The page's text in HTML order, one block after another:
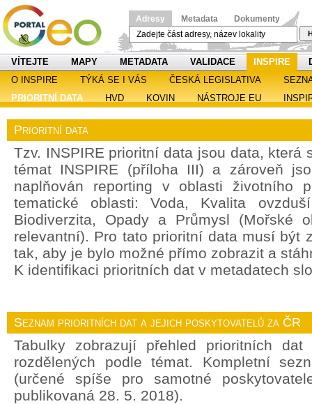
Adresy Metadata Dokumenty
VÍTEJTE MAPY METADATA VALIDACE INSPIRE
O INSPIRE
TÝKÁ SE I VÁS ČESKÁ LEGISLATIVA
PRIORITNÍ DATA
HVD KOVIN NÁSTROJE EU
Prioritní data
Tzv. INSPIRE prioritní data jsou data, která
témat INSPIRE (příloha III) a zároveň
naplňován reporting v oblasti životního
tematické oblasti: Voda, Kvalita
Biodiverzita, Opady a Průmysl (Mořské
relevantní). Pro tato prioritní data musí být
tak, aby je bylo možné přímo zobrazit a
K identifikaci prioritních dat v metadatech
Seznam prioritních dat a jejich poskytovatelů za ČR
Tabulky zobrazují přehled prioritních
rozdělených podle témat. Kompletní
(určené spíše pro samotné
publikovaná 28. 5. 2018).